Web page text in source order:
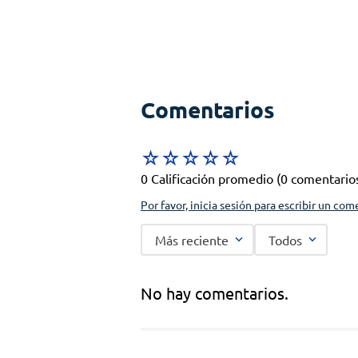
Comentarios
☆☆☆☆☆
0 Calificación promedio (0
Por favor, inicia sesión para escribir un
Más reciente Todos
No hay comentarios.